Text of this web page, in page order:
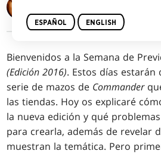
Bienvenidos a la Semana de
(Edición 2016). Estos días estarán
serie de mazos de Commander
las tiendas. Hoy os explicaré
la nueva edición y qué
para crearla, además de revelar
muestran la temática. Pero
ESPAÑOL ENGLISH